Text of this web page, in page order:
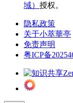
域） 授权。
隐私政策
关于小萃華亭
免责声明
粤ICP备